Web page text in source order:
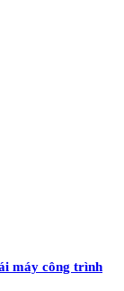
máy công trình